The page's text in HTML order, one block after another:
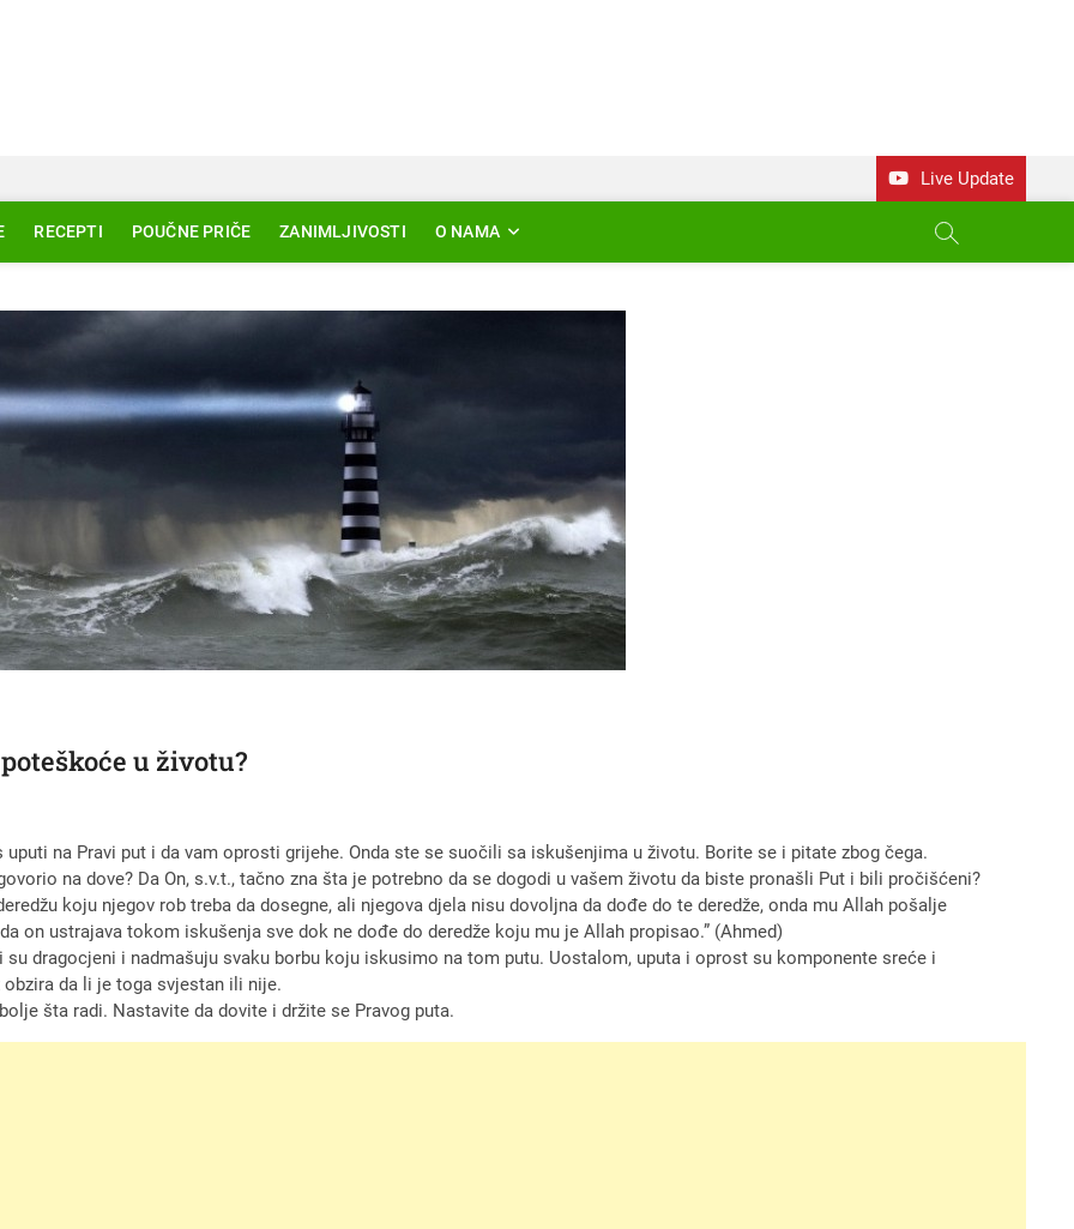
Live Update
RECEPTI POUČNE PRIČE ZANIMLJIVOSTI O NAMA
u životu?
na Pravi put i da vam oprosti grijehe. Onda ste se suočili sa iskušenjima u životu. Borite se i pitate zbog čega.
na dove? Da On, s.v.t., tačno zna šta je potrebno da se dogodi u vašem životu da biste pronašli Put i bili pročišćeni?
koju njegov rob treba da dosegne, ali njegova djela nisu dovoljna da dođe do te deredže, onda mu Allah pošalje
on ustrajava tokom iskušenja sve dok ne dođe do deredže koju mu je Allah propisao.” (Ahmed)
dragocjeni i nadmašuju svaku borbu koju iskusimo na tom putu. Uostalom, uputa i oprost su komponente sreće i
da li je toga svjestan ili nije.
šta radi. Nastavite da dovite i držite se Pravog puta.